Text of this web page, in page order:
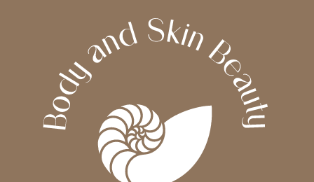
Produktseite
gewählt
werden